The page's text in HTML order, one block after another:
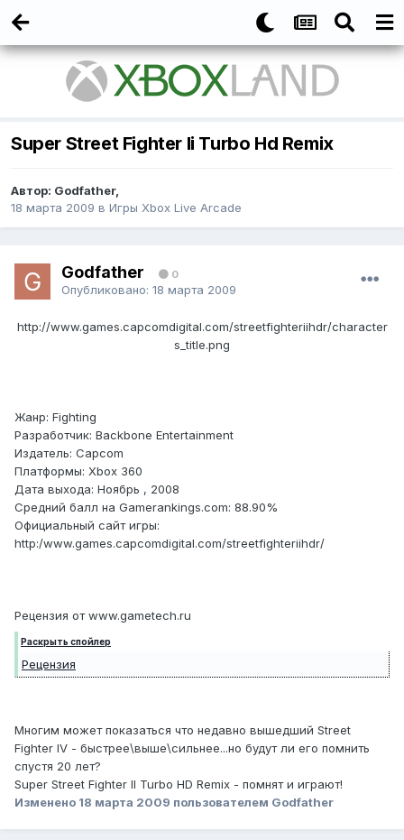
Super Street Fighter Ii Turbo Hd Remix
Автор: Godfather,
18 марта 2009 в Игры Xbox Live Arcade
Godfather 0
Опубликовано: 18 марта 2009
http://www.games.capcomdigital.com/streetfighteriihdr/character
s_title.png
Жанр: Fighting
Разработчик: Backbone Entertainment
Издатель: Capcom
Платформы: Xbox 360
Дата выхода: Ноябрь , 2008
Средний балл на Gamerankings.com: 88.90%
Официальный сайт игры:
http:/www.games.capcomdigital.com/streetfighteriihdr/
Рецензия от www.gametech.ru
Раскрыть спойлер
Рецензия
Многим может показаться что недавно вышедший Street
Fighter IV - быстрее\выше\сильнее...но будут ли его помнить
спустя 20 лет?
Super Street Fighter II Turbo HD Remix - помнят и играют!
Изменено 18 марта 2009 пользователем Godfather